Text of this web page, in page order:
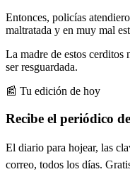
Entonces, policías
maltratada y en muy mal
La madre de estos
ser resguardada.
📰 Tu edición de hoy
Recibe el periódico
El diario para hojear, las
correo, todos los días.